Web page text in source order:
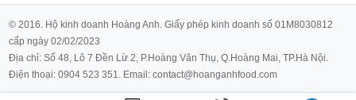
© 2016. Hộ kinh doanh Hoàng Anh. Giấy phép kinh doanh số 01M8030812
cấp ngày 02/02/2023
Địa chỉ: Số 48, Lô 7 Đền Lừ 2, P.Hoàng Văn Thụ, Q.Hoàng Mai, TP.Hà Nội.
Điện thoại: 0904 523 351. Email: contact@hoanganhfood.com